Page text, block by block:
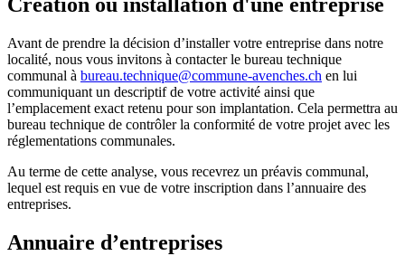
Avant de prendre la décision d’installer votre entreprise dans notre
localité, nous vous invitons à contacter le bureau technique
communal à bureau.technique@commune-avenches.ch en lui
communiquant un descriptif de votre activité ainsi que
l’emplacement exact retenu pour son implantation. Cela permettra au
bureau technique de contrôler la conformité de votre projet avec les
réglementations communales.
Au terme de cette analyse, vous recevrez un préavis communal,
lequel est requis en vue de votre inscription dans l’annuaire des
entreprises.
Annuaire d’entreprises